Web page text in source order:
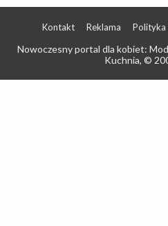
Kontakt Reklama Polityka
Nowoczesny portal dla kobiet:
Kuchnia, ©